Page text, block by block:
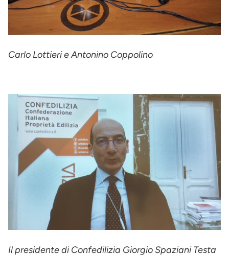
Carlo Lottieri e Antonino Coppolino
Il presidente di Confedilizia Giorgio Spaziani Testa